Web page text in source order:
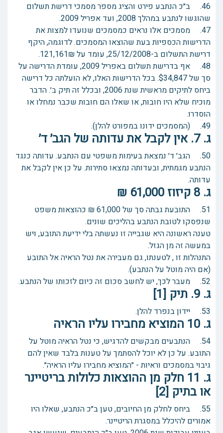
46. ב״כ הנתבע פירט והציג מספר מסמכי דרישת תשלום
שהוגשו לנתבע במהלך 2008, ועד אפריל 2009.
47. מסמכים אלו נראים כמסמכים שנועדו למצות את
הדרישות הכספיות בעת שהוצאו המסמכים. לדוגמה, היקף
דרישת התשלום ב-25/12/2008, עומד על 121,161₪.
48. אף בדרישת תשלום באפריל 2009, עומדת הדרישה על
סך של $34,847. בכל הדרישות האלו, לא הועלתה כל דרישה
ביחס לתיקים מראשית שנת 2006, ובכלל זה תיק ב׳. הדבר
מוכיח שלא היו חובות, או שאלו הם חובות שכבר נמחלו או
הוסדרו.
49. (המסמכים ידונו במפורט להלן).
ג. 7. אין לקבל את עדותה של הגב׳ ד׳
50. הגב׳ ד׳ נמצאת בעימות משפטי עם הנתבע. עדותה כנגד
הנתבע מגמתית, ובעדותה נמצאו סתירות. על כן אין לקבל את
עדותה.
ג. 8 קיזוז 61,000 ₪
51. התובעת גבתה סך של 61,000 ₪ כהוצאות משפט
שנפסקו לטובת הנתבע בהליכים שונים.
טענה ראשונה היא שגבייה זו נעשתה בלי ידיעת התובע, ויש
במעשה זה מן הגזל.
התנהלות זו , לטענתו, גם מעבירה את נטל הראיה אל התובע
(אם היה מוטל על הנתבע).
52. מעבר לכך, יש לחשב סכום זה כיום לזכותו של הנתבע.
ג. 9. תיק [1]
53. יידון בנפרד להלן.
ג. 10 המוציא מחבירו עליו הראיה
54. הנתבעים מבקשים להדגיש, כי נטל הראיה מוטל על
התובע. על כן לא יוכל להסתמך על טענות בלבד שאין להם
גיבוי במסמכים וראיות - ״המוציא מחבירו עליו הראיה״.
ג. 11 חלק מן ההוצאות כלולות בריטיינר
או בתיק [2]
55. ביחס לחלק מן החיובים, טען ב״כ הנתבע, שאלו היו
אמורים להיכלל במסגרת הריטיינר.